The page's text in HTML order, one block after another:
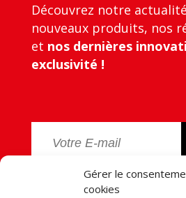
Gérer le
cookies
Découvrez notre
nouveaux produits, nos
et nos dernières
exclusivité !
Votre adresse e-mail est uniquement
notre lettre d’informations ainsi que des